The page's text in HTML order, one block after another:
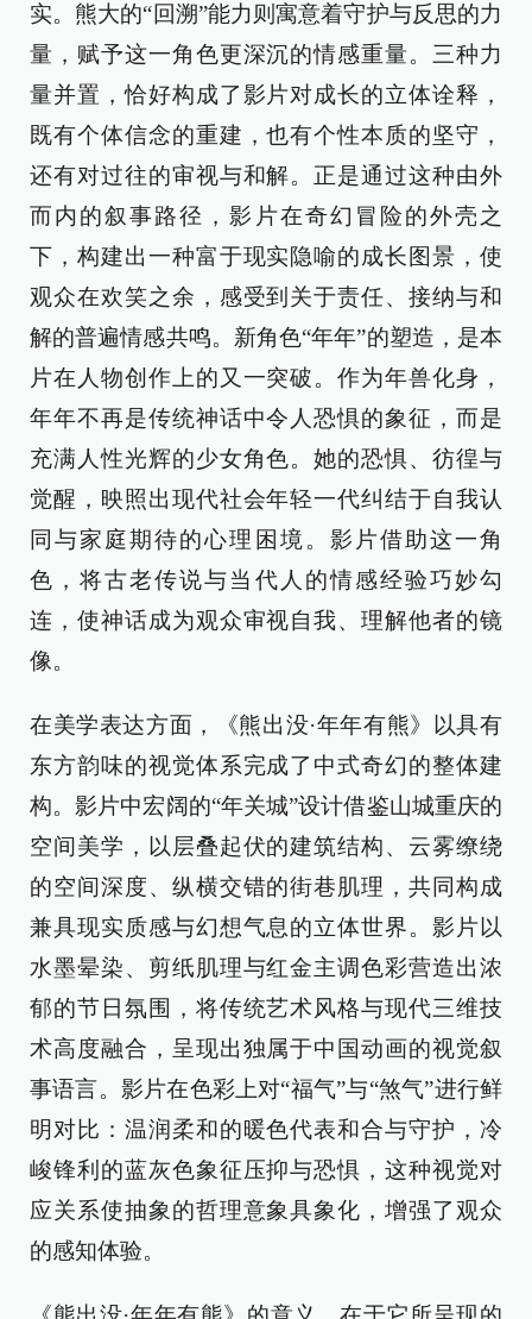
实。熊大的“回溯”能力则寓意着守护与反思的力
量，赋予这一角色更深沉的情感重量。三种力
量并置，恰好构成了影片对成长的立体诠释，
既有个体信念的重建，也有个性本质的坚守，
还有对过往的审视与和解。正是通过这种由外
而内的叙事路径，影片在奇幻冒险的外壳之
下，构建出一种富于现实隐喻的成长图景，使
观众在欢笑之余，感受到关于责任、接纳与和
解的普遍情感共鸣。新角色“年年”的塑造，是本
片在人物创作上的又一突破。作为年兽化身，
年年不再是传统神话中令人恐惧的象征，而是
充满人性光辉的少女角色。她的恐惧、彷徨与
觉醒，映照出现代社会年轻一代纠结于自我认
同与家庭期待的心理困境。影片借助这一角
色，将古老传说与当代人的情感经验巧妙勾
连，使神话成为观众审视自我、理解他者的镜
像。
在美学表达方面，《熊出没·年年有熊》以具有
东方韵味的视觉体系完成了中式奇幻的整体建
构。影片中宏阔的“年关城”设计借鉴山城重庆的
空间美学，以层叠起伏的建筑结构、云雾缭绕
的空间深度、纵横交错的街巷肌理，共同构成
兼具现实质感与幻想气息的立体世界。影片以
水墨晕染、剪纸肌理与红金主调色彩营造出浓
郁的节日氛围，将传统艺术风格与现代三维技
术高度融合，呈现出独属于中国动画的视觉叙
事语言。影片在色彩上对“福气”与“煞气”进行鲜
明对比：温润柔和的暖色代表和合与守护，冷
峻锋利的蓝灰色象征压抑与恐惧，这种视觉对
应关系使抽象的哲理意象具象化，增强了观众
的感知体验。